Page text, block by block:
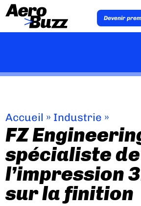
Devenir
Accueil » Industrie »
FZ
spécialiste de
l’impression
sur la finition